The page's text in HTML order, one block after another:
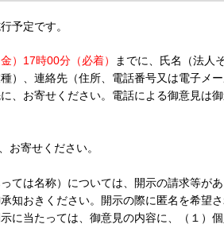
予定です。
）17時00分（必着）
までに、氏名（法人
）、連絡先（住所、電話番号又は電子メ
、お寄せください。電話による御意見は
お寄せください。
ては名称）については、開示の請求等が
知おきください。開示の際に匿名を希望
に当たっては、御意見の内容に、（１）